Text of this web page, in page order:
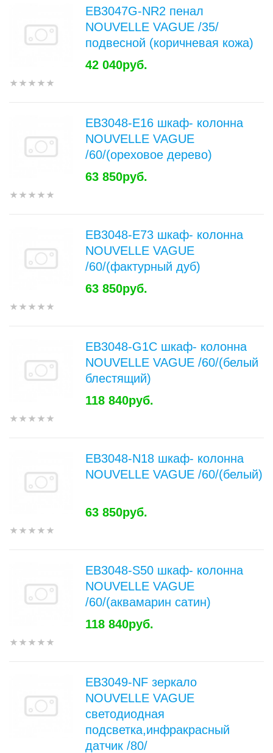
EB3047G-NR2 пенал
NOUVELLE VAGUE /35/
подвесной (коричневая кожа)
42 040руб.
EB3048-E16 шкаф- колонна
NOUVELLE VAGUE
/60/(ореховое дерево)
63 850руб.
EB3048-E73 шкаф- колонна
NOUVELLE VAGUE
/60/(фактурный дуб)
63 850руб.
EB3048-G1C шкаф- колонна
NOUVELLE VAGUE /60/(белый
блестящий)
118 840руб.
EB3048-N18 шкаф- колонна
NOUVELLE VAGUE /60/(белый)
63 850руб.
EB3048-S50 шкаф- колонна
NOUVELLE VAGUE
/60/(аквамарин сатин)
118 840руб.
EB3049-NF зеркало
NOUVELLE VAGUE
светодиодная
подсветка,инфракрасный
датчик /80/